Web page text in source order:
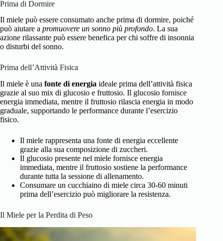
Prima di Dormire
Il miele può essere consumato anche prima di dormire, poiché
può aiutare a promuovere un sonno più profondo. La sua
azione rilassante può essere benefica per chi soffre di insonnia
o disturbi del sonno.
Prima dell’Attività Fisica
Il miele è una fonte di energia ideale prima dell’attività fisica
grazie al suo mix di glucosio e fruttosio. Il glucosio fornisce
energia immediata, mentre il fruttosio rilascia energia in modo
graduale, supportando le performance durante l’esercizio
fisico.
Il miele rappresenta una fonte di energia eccellente
grazie alla sua composizione di zuccheri.
Il glucosio presente nel miele fornisce energia
immediata, mentre il fruttosio sostiene la performance
durante tutta la sessione di allenamento.
Consumare un cucchiaino di miele circa 30-60 minuti
prima dell’esercizio può migliorare la resistenza.
Il Miele per la Perdita di Peso